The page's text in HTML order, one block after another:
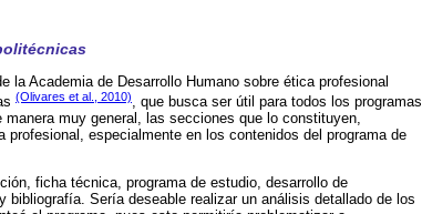
Academia de Desarrollo Humano sobre ética profesional
(Olivares et al., 2010), que busca ser útil para todos los programas
muy general, las secciones que lo constituyen,
especialmente en los contenidos del programa de
ficha técnica, programa de estudio, desarrollo de
Sería deseable realizar un análisis detallado de los